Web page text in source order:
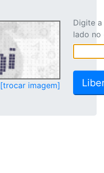
[trocar imagem]
Digite
lado no